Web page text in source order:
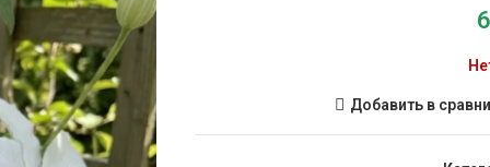
Добавить в